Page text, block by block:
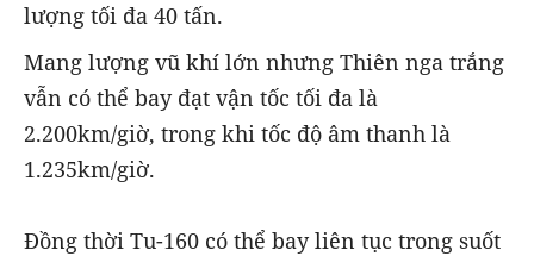
lượng tối đa 40 tấn.
Mang lượng vũ khí lớn nhưng Thiên nga trắng
vẫn có thể bay đạt vận tốc tối đa là
2.200km/giờ, trong khi tốc độ âm thanh là
1.235km/giờ.
Đồng thời Tu-160 có thể bay liên tục trong suốt